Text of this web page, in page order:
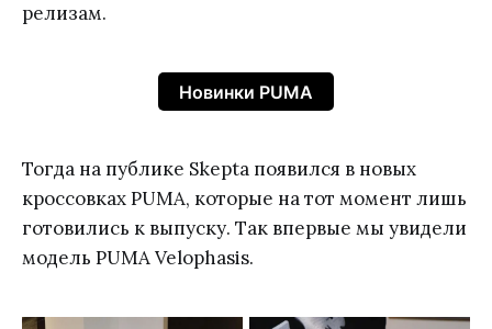
релизам.
Новинки PUMA
Тогда на публике Skepta появился в новых
кроссовках PUMA, которые на тот момент лишь
готовились к выпуску. Так впервые мы увидели
модель PUMA Velophasis.